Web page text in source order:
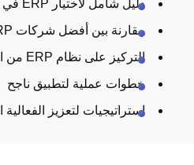
دليل شامل لاختيار ERP في السعودية
مقارنة بين أفضل شركات ERP وحلولها
التركيز على نظام ERP من الحلول الواقعية
خطوات عملية لتطبيق ناجح
استراتيجيات لتعزيز الفعالية